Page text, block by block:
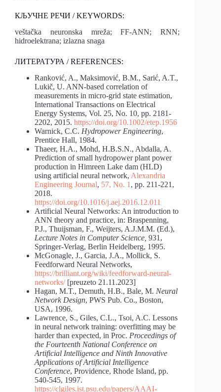
КЉУЧНЕ РЕЧИ / KEYWORDS:
veštačka neuronska mreža; FF-ANN; RNN;
hidroelektrana; izlazna snaga
ЛИТЕРАТУРА / REFERENCES:
Ranković, A., Maksimović, B.M., Sarić, A.T.,
Lukič, U. ANN-based correlation of
measurements in micro-grid state estimation,
International Transactions on Electrical
Energy Systems, Vol. 25, No. 10, pp. 2181-
2202, 2015. https://doi.org/10.1002/etep.1956
Warnick, C.C. Hydropower Engineering,
Prentice Hall, 1984.
Thaeer, H.A., Mohd, H.B.S.N., Abdalla, A.
Prediction of small hydropower plant power
production in Himreen Lake dam (HLD)
using artificial neural network, Alexandria
Engineering Journal, 57, No. 1 , pp. 211-221,
2018.
https://doi.org/10.1016/j.aej.2016.12.011
Artificial Neural Networks: An introduction to
ANN theory and practice, in: Braspenning,
P.J., Thuijsman, F., Weijters, A.J.M.M. (Ed.),
Lecture Notes in Computer Science, 931,
Springer-Verlag, Berlin Heidelberg, 1995.
McGonagle, J., Garcia, J.A., Mollick, S.
Feedforward Neural Networks,
https://brilliant.org/wiki/feedforward-neural-
networks/[preuzeto 21.11.2023]
Hagan, M.T., Demuth, H.B., Bale, M. Neural
Network Design, PWS Pub. Co., Boston,
USA, 1996.
Lawrence, S., Giles, C.L., Tsoi, A.C. Lessons
in neural network training: overfitting may be
harder than expected, in Proc. Proceedings of
the Fourteenth National Conference on
Artificial Intelligence and Ninth Innovative
Applications of Artificial Intelligence
Conference, Providence, Rhode Island, pp.
540-545, 1997.
https://clgiles.ist.psu.edu/papers/AAAI-